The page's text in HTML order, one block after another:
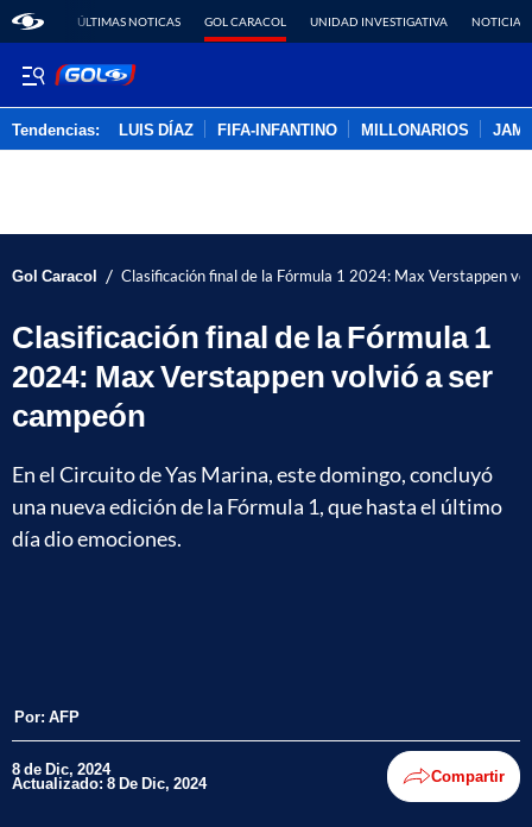
ÚLTIMAS NOTICAS GOL CARACOL UNIDAD INVESTIGATIVA NOTICIAS
Tendencias: LUIS DÍAZ FIFA-INFANTINO MILLONARIOS
Gol Caracol / Clasificación final de la Fórmula 1 2024: Max Verstappen
Clasificación final de la Fórmula 1
2024: Max Verstappen volvió a ser
campeón
En el Circuito de Yas Marina, este domingo, concluyó
una nueva edición de la Fórmula 1, que hasta el último
día dio emociones.
Por: AFP
8 de Dic, 2024
Actualizado: 8 De Dic, 2024 Compartir